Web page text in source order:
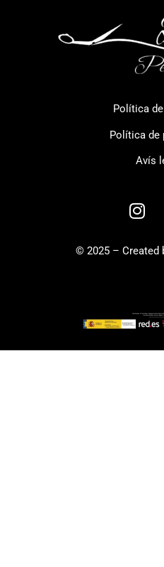
Política
Política de
Avís
© 2025 – Created